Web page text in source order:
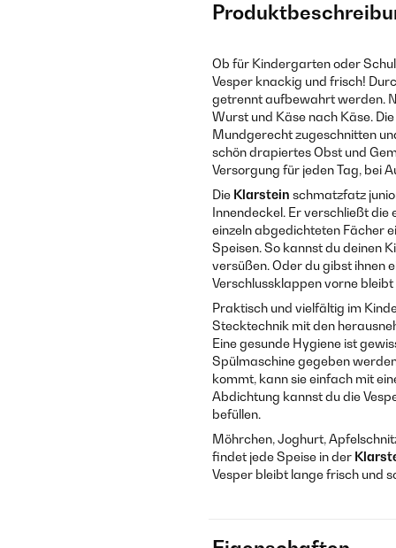
Ob für Kindergarten oder
Vesper knackig und frisch!
getrennt aufbewahrt werden.
Wurst und Käse nach Käse.
Mundgerecht zugeschnitten
schön drapiertes Obst und
Versorgung für jeden Tag, bei
Die Klarstein schmatzfatz
Innendeckel. Er verschließt die
einzeln abgedichteten Fächer
Speisen. So kannst du deinen
versüßen. Oder du gibst ihnen
Verschlussklappen vorne bleibt
Praktisch und vielfältig im
Stecktechnik mit den
Eine gesunde Hygiene ist
Spülmaschine gegeben
kommt, kann sie einfach mit
Abdichtung kannst du die
befüllen.
Möhrchen, Joghurt,
findet jede Speise in der
Vesper bleibt lange frisch und